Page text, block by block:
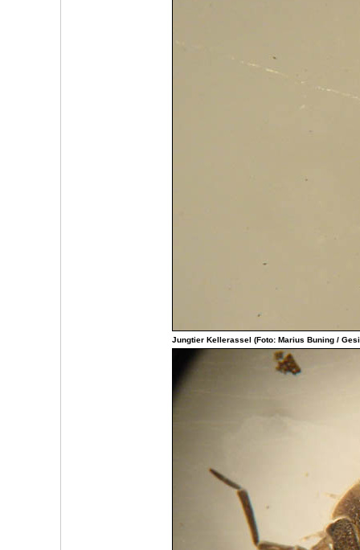
Jungtier Kellerassel (Foto: Marius Buning /